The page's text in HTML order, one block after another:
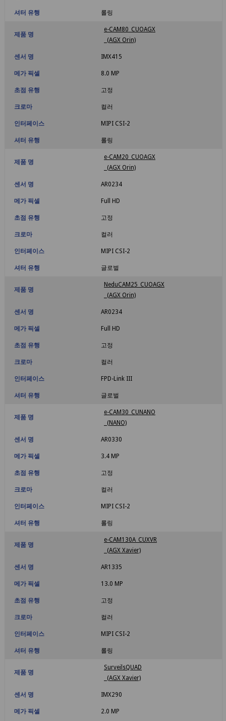
셔터 유행 롤링
제품 명
e-CAM80_CUOAGX
(AGX Orin)
센서 명 IMX415
메가 픽셀 8.0 MP
초점 유행 고정
크로마 컬러
인터페이스 MIPI CSI-2
셔터 유행 롤링
제품 명
e-CAM20_CUOAGX
(AGX Orin)
센서 명 AR0234
메가 픽셀 Full HD
초점 유행 고정
크로마 컬러
인터페이스 MIPI CSI-2
셔터 유행 글로벌
제품 명
NeduCAM25_CUOAGX
(AGX Orin)
센서 명 AR0234
메가 픽셀 Full HD
초점 유행 고정
크로마 컬러
인터페이스 FPD-Link III
셔터 유행 글로벌
제품 명
e-CAM30_CUNANO
(NANO)
센서 명 AR0330
메가 픽셀 3.4 MP
초점 유행 고정
크로마 컬러
인터페이스 MIPI CSI-2
셔터 유행 롤링
제품 명
e-CAM130A_CUXVR
(AGX Xavier)
센서 명 AR1335
메가 픽셀 13.0 MP
초점 유행 고정
크로마 컬러
인터페이스 MIPI CSI-2
셔터 유행 롤링
제품 명
SurveilsQUAD
(AGX Xavier)
센서 명 IMX290
메가 픽셀 2.0 MP